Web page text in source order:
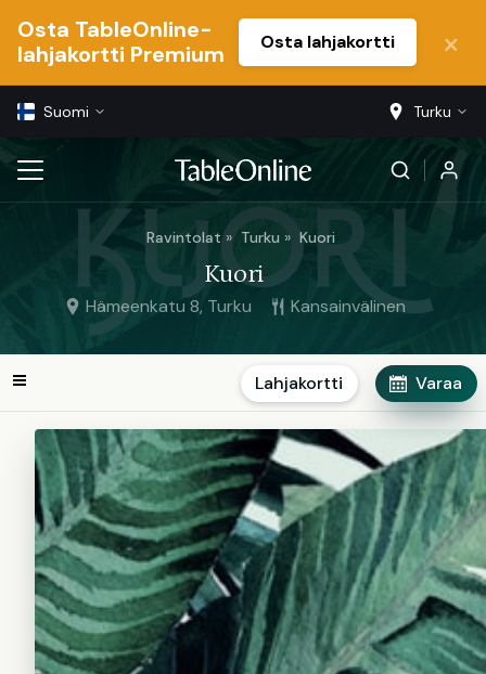
Osta TableOnline-
lahjakortti Premium
Osta lahjakortti
Suomi Turku
Ravintolat Turku Kuori
Kuori
Hämeenkatu 8, Turku Kansainvälinen
Varaa
Lahjakortti